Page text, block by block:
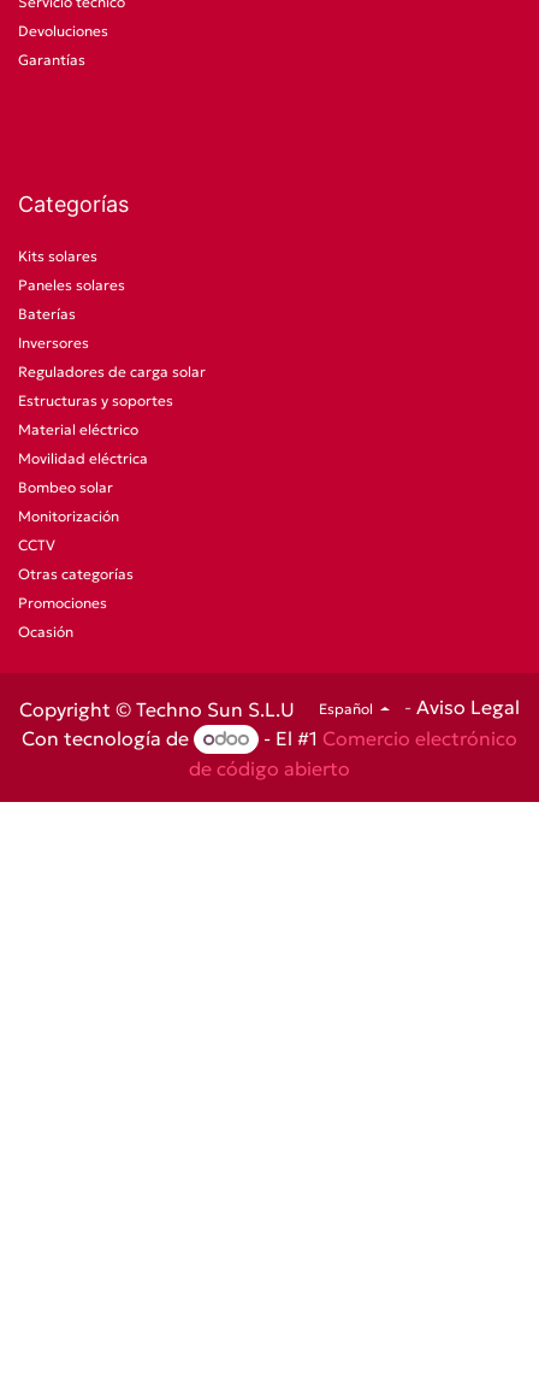
Devoluciones
Garantías
Categorías
Kits solares
Paneles solares
Baterías
Inversores
Reguladores de carga solar
Estructuras y soportes
Material eléctrico
Movilidad eléctrica
Bombeo solar
Monitorización
CCTV
Otras categorías
Promociones
Ocasión
Copyright © Techno Sun S.L.U Español - Aviso Legal
Con tecnología de
- El #1 Comercio electrónico
de código abierto